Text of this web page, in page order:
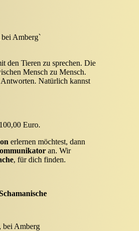
Amberg`
den Tieren zu sprechen. Die
Mensch zu Mensch.
Natürlich kannst
Euro.
erlernen möchtest, dann
an. Wir
, für dich finden.
bei Amberg